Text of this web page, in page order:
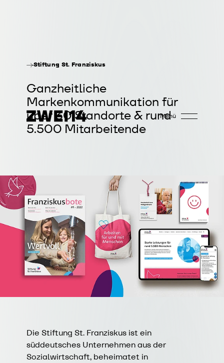
Menü
Stiftung St. Franziskus
Ganzheitliche
Markenkommunikation für
über30Standorte& rund
5.500 Mitarbeitende
Die Stiftung St. Franziskus ist ein
süddeutsches Unternehmen aus der
Sozialwirtschaft, beheimatet in